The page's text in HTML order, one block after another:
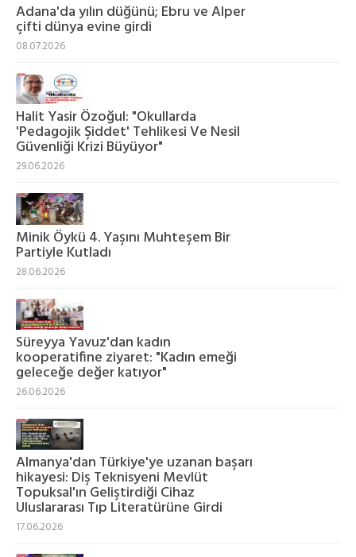
Adana'da yılın düğünü; Ebru ve Alper
çifti dünya evine girdi
08.07.2026
Halit Yasir Özoğul: "Okullarda
'Pedagojik Şiddet' Tehlikesi Ve Nesil
Güvenliği Krizi Büyüyor"
29.06.2026
Minik Öykü 4. Yaşını Muhteşem Bir
Partiyle Kutladı
28.06.2026
Süreyya Yavuz'dan kadın
kooperatifine ziyaret: "Kadın emeği
geleceğe değer katıyor"
26.06.2026
Almanya'dan Türkiye'ye uzanan başarı
hikayesi: Diş Teknisyeni Mevlüt
Topuksal'ın Geliştirdiği Cihaz
Uluslararası Tıp Literatürüne Girdi
17.06.2026